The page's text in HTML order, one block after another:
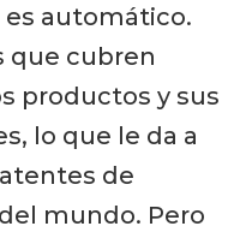
automático.
que cubren
productos y sus
lo que le da a
de
mundo. Pero